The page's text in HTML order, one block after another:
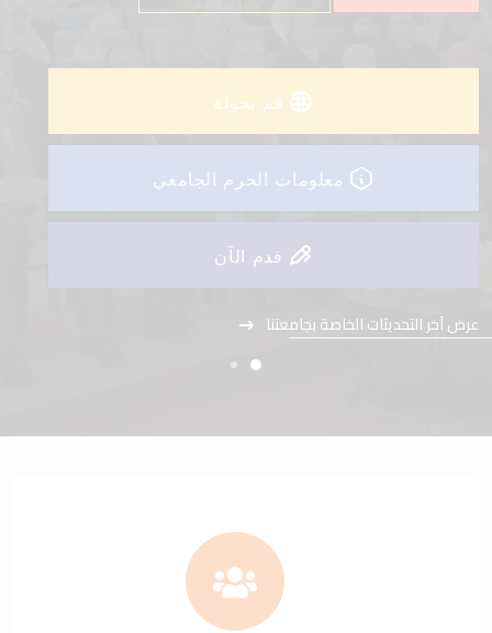
قم بجولة
معلومات الحرم الجامعي
قدم الآن
عرض آخر التحديثات الخاصة بجامعتنا
عرض آخر التحديثات الخاصة بجامعتنا